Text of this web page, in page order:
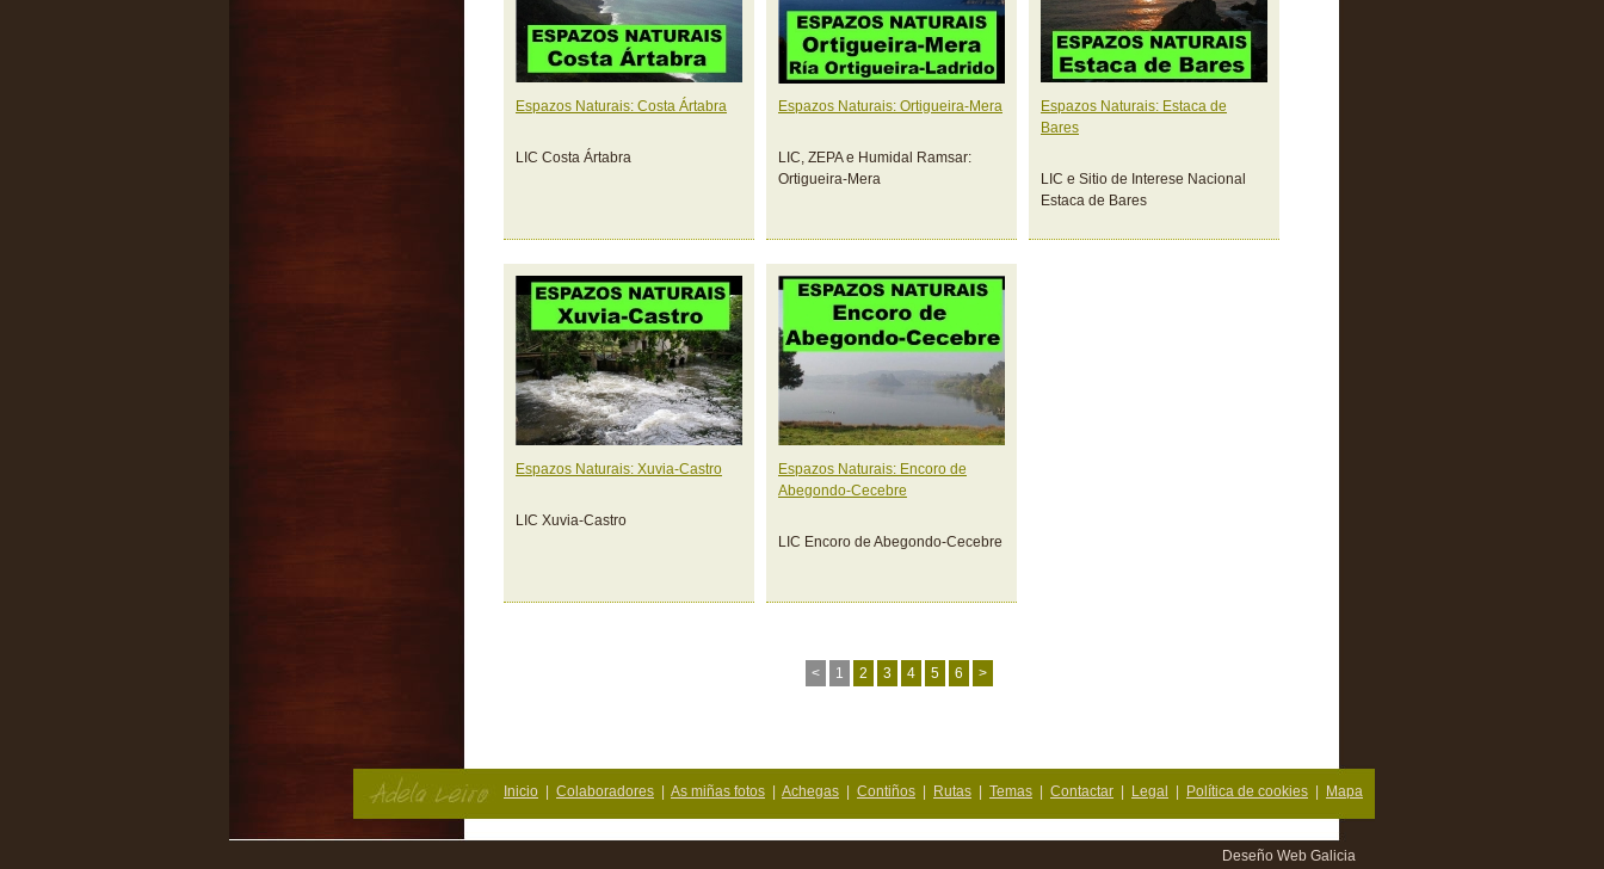
Espazos Naturais: Costa Ártabra
LIC Costa Ártabra
Espazos Naturais: Ortigueira-Mera
LIC, ZEPA e Humidal Ramsar:
Ortigueira-Mera
Espazos Naturais: Estaca de
Bares
LIC e Sitio de Interese Nacional
Estaca de Bares
Espazos Naturais: Xuvia-Castro
LIC Xuvia-Castro
Espazos Naturais: Encoro de
Abegondo-Cecebre
LIC Encoro de Abegondo-Cecebre
< 1 2 3 4 5 6 >
Inicio Colaboradores As miñas fotos Achegas Contiños Rutas Temas Contactar Legal Política de cookies Mapa
Deseño Web Galicia